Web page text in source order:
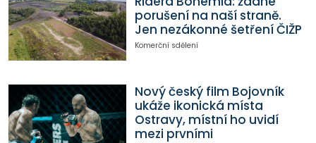
porušení na naší straně.
Jen nezákonné šetření ČIŽP
Komerční sdělení
Nový český film Bojovník
ukáže ikonická místa
Ostravy, místní ho uvidí
mezi prvními